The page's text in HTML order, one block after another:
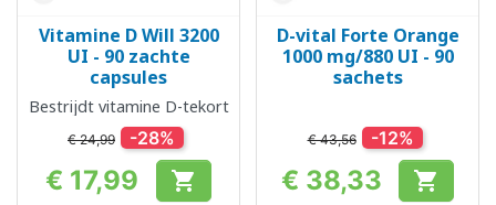
Vitamine D Will 3200
UI - 90 zachte
capsules
Bestrijdt vitamine D-tekort
€ 24,99 -28%
Prijs
€ 17,99 
D-vital Forte Orange
1000 mg/880 UI - 90
sachets
€ 43,56 -12%
Prijs
€ 38,33 